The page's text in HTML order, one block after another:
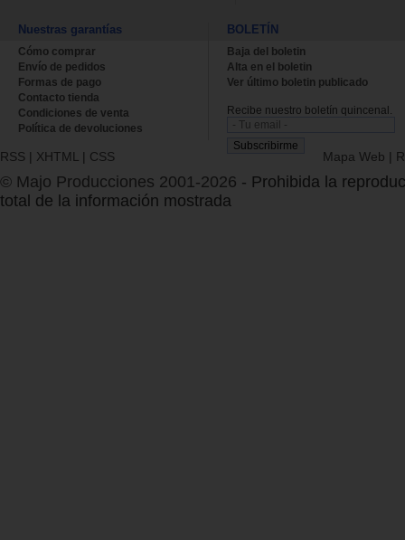
Nuestras garantías
Cómo comprar
Envío de pedidos
Formas de pago
Contacto tienda
Condiciones de venta
Política de devoluciones
BOLETÍN
Baja del boletin
Alta en el boletin
Ver último boletin publicado
Recibe nuestro boletín quincenal.
RSS | XHTML | CSS Mapa Web |
© Majo Producciones 2001-2026 - Prohibida la
total de la información mostrada